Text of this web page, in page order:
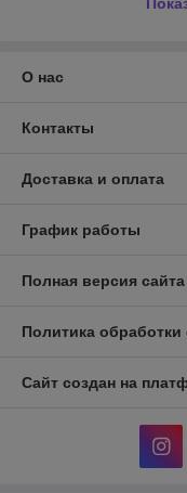
О нас
Контакты
Доставка и оплата
График работы
Полная версия сайта
Политика обработки
Сайт создан на